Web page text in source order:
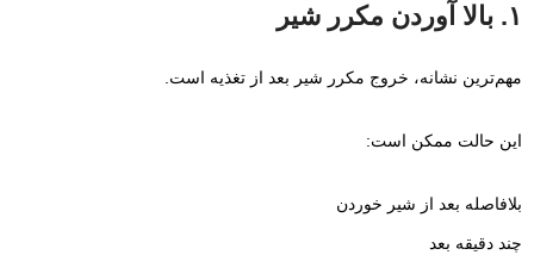
۱. بالا آوردن مکرر شیر
مهم‌ترین نشانه، خروج مکرر شیر بعد از تغذیه است.
این حالت ممکن است:
بلافاصله بعد از شیر خوردن
چند دقیقه بعد